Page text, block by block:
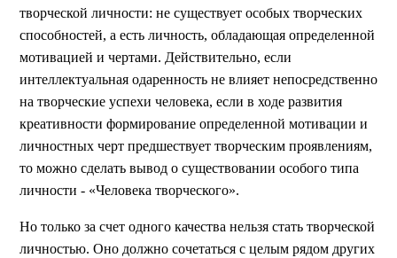
творческой личности: не существует особых творческих
способностей, а есть личность, обладающая определенной
мотивацией и чертами. Действительно, если
интеллектуальная одаренность не влияет непосредственно
на творческие успехи человека, если в ходе развития
креативности формирование определенной мотивации и
личностных черт предшествует творческим проявлениям,
то можно сделать вывод о существовании особого типа
личности - «Человека творческого».
Но только за счет одного качества нельзя стать творческой
личностью. Оно должно сочетаться с целым рядом других